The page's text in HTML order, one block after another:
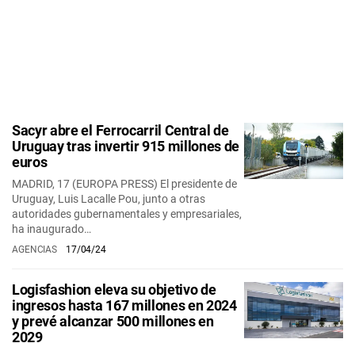
Sacyr abre el Ferrocarril Central de
Uruguay tras invertir 915 millones de
euros
MADRID, 17 (EUROPA PRESS) El presidente de
Uruguay, Luis Lacalle Pou, junto a otras
autoridades gubernamentales y empresariales,
ha inaugurado…
AGENCIAS 17/04/24
Logisfashion eleva su objetivo de
ingresos hasta 167 millones en 2024
y prevé alcanzar 500 millones en
2029